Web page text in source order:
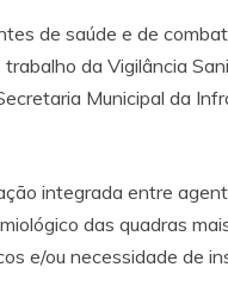
de saúde e de
da Vigilância
Municipal da
integrada entre
das quadras
e/ou necessidade de